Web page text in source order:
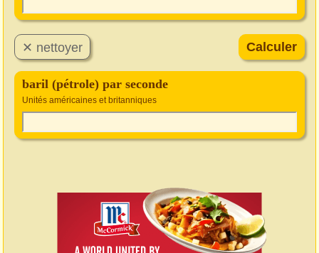
baril (pétrole) par seconde
Unités américaines et britanniques